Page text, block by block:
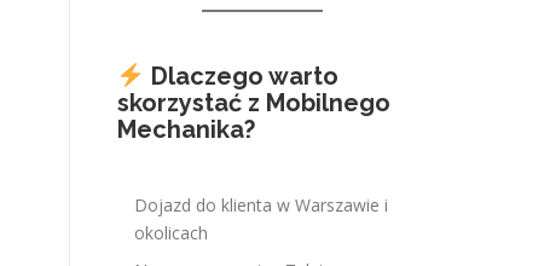
Dlaczego warto
skorzystać z Mobilnego
Mechanika?
Dojazd do klienta w Warszawie i
okolicach